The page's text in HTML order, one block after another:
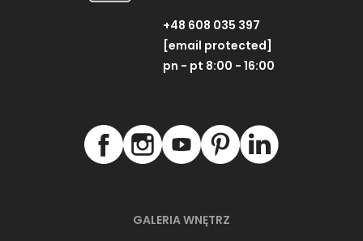
GALERIA WNĘTRZ
+48 608 035 397
[email protected]
pn - pt 8:00 - 16:00